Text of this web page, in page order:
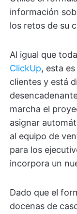
información
los retos de su
Al igual que
ClickUp, esta
clientes y está
marcha el
asignar
al equipo de
para los
incorpora un
Dado que el
docenas de